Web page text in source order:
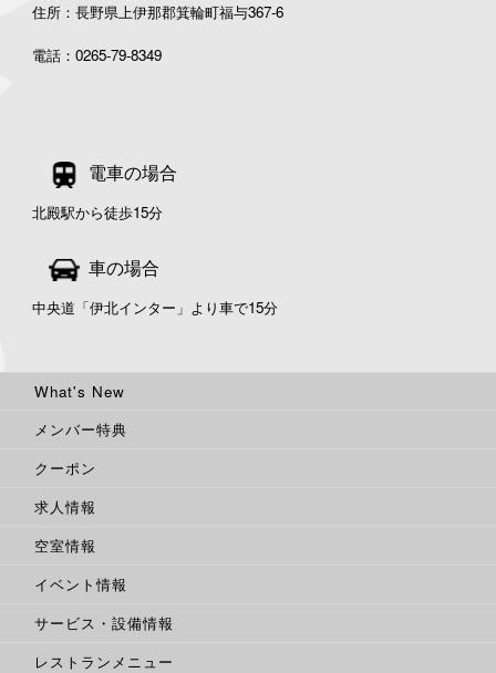
住所：長野県上伊那郡箕輪町福与367-6
電話：0265-79-8349
電車の場合
北殿駅から徒歩15分
車の場合
中央道「伊北インター」より車で15分
What's New
メンバー特典
クーポン
求人情報
空室情報
イベント情報
サービス・設備情報
レストランメニュー